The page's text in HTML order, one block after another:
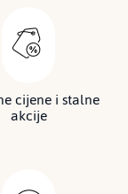
cijene i stalne
akcije